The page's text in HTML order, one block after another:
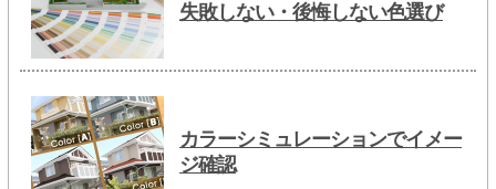
失敗しない・後悔しない色選び
カラーシミュレーションでイメー
ジ確認